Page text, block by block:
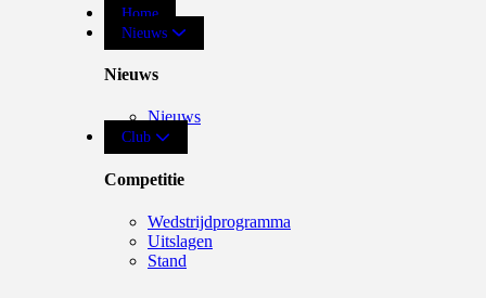
Home
Nieuws
Nieuws
Nieuws
Club
Competitie
Wedstrijdprogramma
Uitslagen
Stand